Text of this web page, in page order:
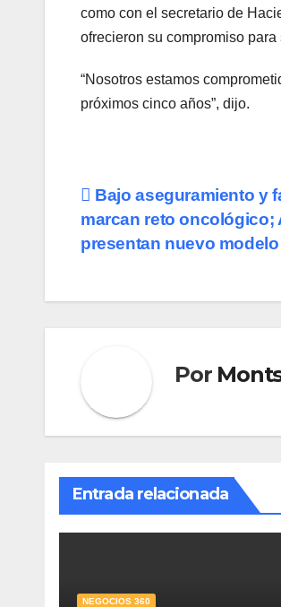
como con el secretario de
ofrecieron su compromiso
“Nosotros estamos
próximos cinco años”, dijo.
Navegación
de
Bajo aseguramiento y
marcan reto oncológico;
presentan nuevo modelo
Por
Entrada relacionada
NEGOCIOS 360